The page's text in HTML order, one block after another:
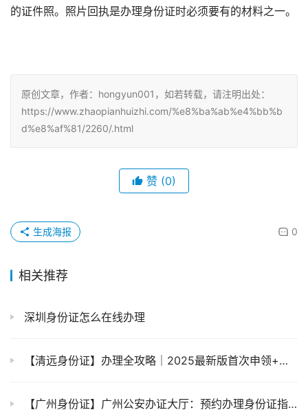
的证件照。照片回执是办理身份证时必须要有的材料之一。
原创文章，作者：hongyun001，如若转载，请注明出处：
https://www.zhaopianhuizhi.com/%e8%ba%ab%e4%bb%b
d%e8%af%81/2260/.html
赞 (0)
0
生成海报
相关推荐
深圳身份证怎么在线办理
【清远身份证】办理全攻略｜2025最新版首次申领+到期换证+丢失补领｜粤居码网上办理解锁新方式
【广州身份证】广州公安办证大厅：预约办理身份证指南，让您少跑腿、更省心！（内附办证材料清单）